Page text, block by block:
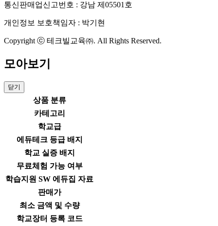
통신판매업신고번호 : 강남 제05501호
개인정보 보호책임자 : 박기현
Copyright ⓒ 테크빌교육㈜. All Rights Reserved.
모아보기
닫기
상품 분류
카테고리
학교급
에듀테크 등급 배지
학교 실증 배지
무료체험 가능 여부
학습지원 SW 에듀집 자료
판매가
최소 금액 및 수량
학교장터 등록 코드